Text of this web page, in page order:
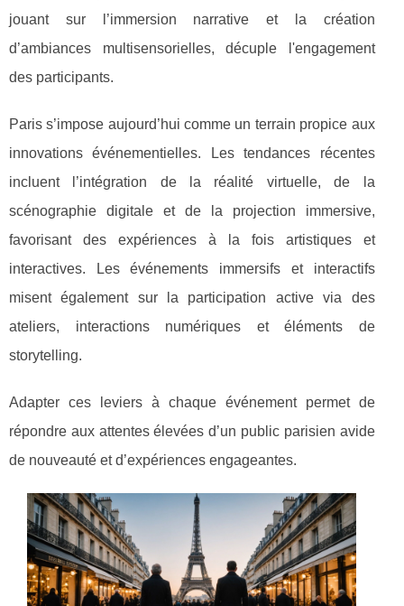
jouant sur l’immersion narrative et la création
d’ambiances multisensorielles, décuple l'engagement
des participants.
Paris s’impose aujourd’hui comme un terrain propice aux
innovations événementielles. Les tendances récentes
incluent l’intégration de la réalité virtuelle, de la
scénographie digitale et de la projection immersive,
favorisant des expériences à la fois artistiques et
interactives. Les événements immersifs et interactifs
misent également sur la participation active via des
ateliers, interactions numériques et éléments de
storytelling.
Adapter ces leviers à chaque événement permet de
répondre aux attentes élevées d’un public parisien avide
de nouveauté et d’expériences engageantes.